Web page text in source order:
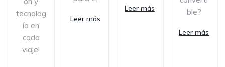
tecnolog
ía en
cada
viaje!
Leer más
Leer más
ble?
Leer más